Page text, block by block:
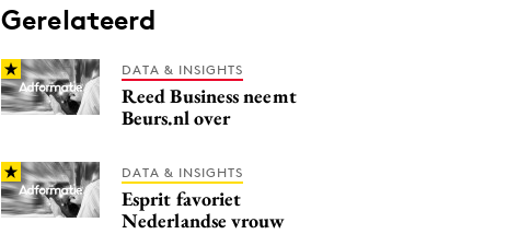
Gerelateerd
DATA & INSIGHTS
Reed Business neemt
Beurs.nl over
DATA & INSIGHTS
Esprit favoriet
Nederlandse vrouw